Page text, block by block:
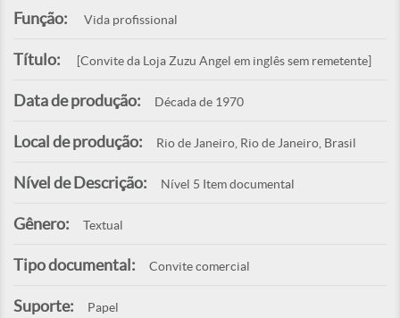
Função: Vida profissional
Título: [Convite da Loja Zuzu Angel em inglês sem remetente]
Data de produção: Década de 1970
Local de produção: Rio de Janeiro, Rio de Janeiro, Brasil
Nível de Descrição: Nível 5 Item documental
Gênero: Textual
Tipo documental: Convite comercial
Suporte: Papel